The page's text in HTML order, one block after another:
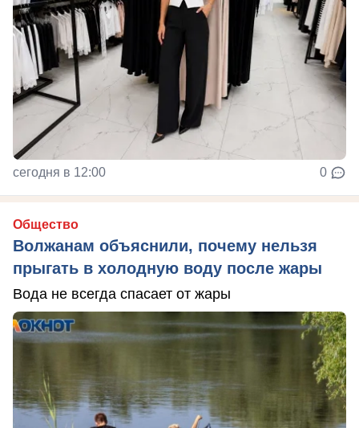
сегодня в 12:00 0
Общество
Волжанам объяснили, почему нельзя
прыгать в холодную воду после жары
Вода не всегда спасает от жары